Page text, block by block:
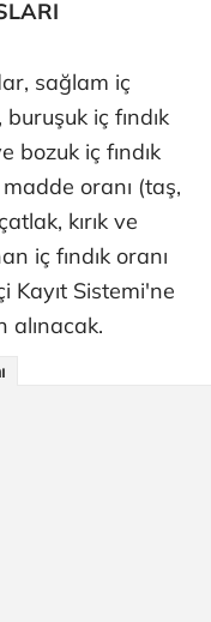
sağlam iç
iç fındık
bozuk iç fındık
oranı (taş,
kırık ve
iç fındık oranı
Kayıt Sistemi'ne
alınacak.